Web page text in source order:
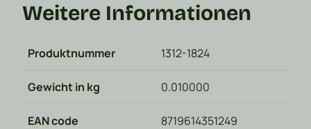
Weitere Informationen
Produktnummer 1312-1824
Gewicht in kg 0.010000
EAN code 8719614351249